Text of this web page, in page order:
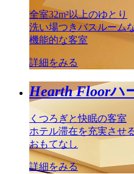
全室32m²以上のゆとり
洗い場つきバスルーム
機能的な客室
詳細をみる
Hearth Floorハ
くつろぎと快眠の客室
ホテル滞在を充実させ
おもてなし
詳細をみる